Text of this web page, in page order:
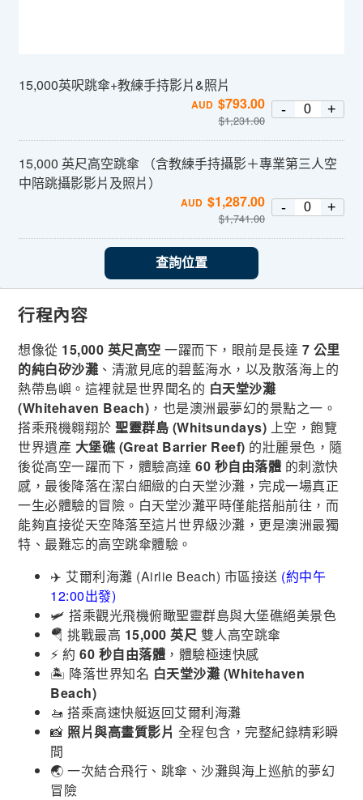
15,000英呎跳傘+教練手持影片&照片
AUD $793.00
$1,231.00
- +
15,000 英尺高空跳傘 （含教練手持攝影＋專業第三人空
中陪跳攝影影片及照片）
AUD $1,287.00
$1,741.00
- +
查詢位置
行程內容
想像從 15,000 英尺高空 一躍而下，眼前是長達 7 公里
的純白矽沙灘 、清澈見底的碧藍海水，以及散落海上的
熱帶島嶼。這裡就是世界聞名的 白天堂沙灘
(Whitehaven Beach) ，也是澳洲最夢幻的景點之一。
搭乘飛機翱翔於聖靈群島 (Whitsundays) 上空，飽覽
世界遺產 大堡礁 (Great Barrier Reef) 的壯麗景色，隨
後從高空一躍而下，體驗高達60 秒自由落體 的刺激快
感，最後降落在潔白細緻的白天堂沙灘，完成一場真正
一生必體驗的冒險。白天堂沙灘平時僅能搭船前往，而
能夠直接從天空降落至這片世界級沙灘，更是澳洲最獨
特、最難忘的高空跳傘體驗。
✈️ 艾爾利海灘 (Airlie Beach) 市區接送 (約中午
12:00出發)
🛩️ 搭乘觀光飛機俯瞰聖靈群島與大堡礁絕美景色
🪂 挑戰最高 15,000 英尺 雙人高空跳傘
⚡ 約60 秒自由落體 ，體驗極速快感
🏝️ 降落世界知名 白天堂沙灘 (Whitehaven
Beach)
🚤 搭乘高速快艇返回艾爾利海灘
📸 照片與高畫質影片 全程包含，完整紀錄精彩瞬
間
🌏 一次結合飛行、跳傘、沙灘與海上巡航的夢幻
冒險